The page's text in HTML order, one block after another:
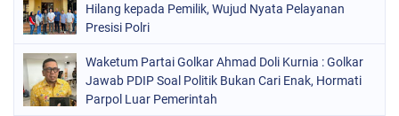
Hilang kepada Pemilik, Wujud Nyata Pelayanan
Presisi Polri
Waketum Partai Golkar Ahmad Doli Kurnia : Golkar
Jawab PDIP Soal Politik Bukan Cari Enak, Hormati
Parpol Luar Pemerintah